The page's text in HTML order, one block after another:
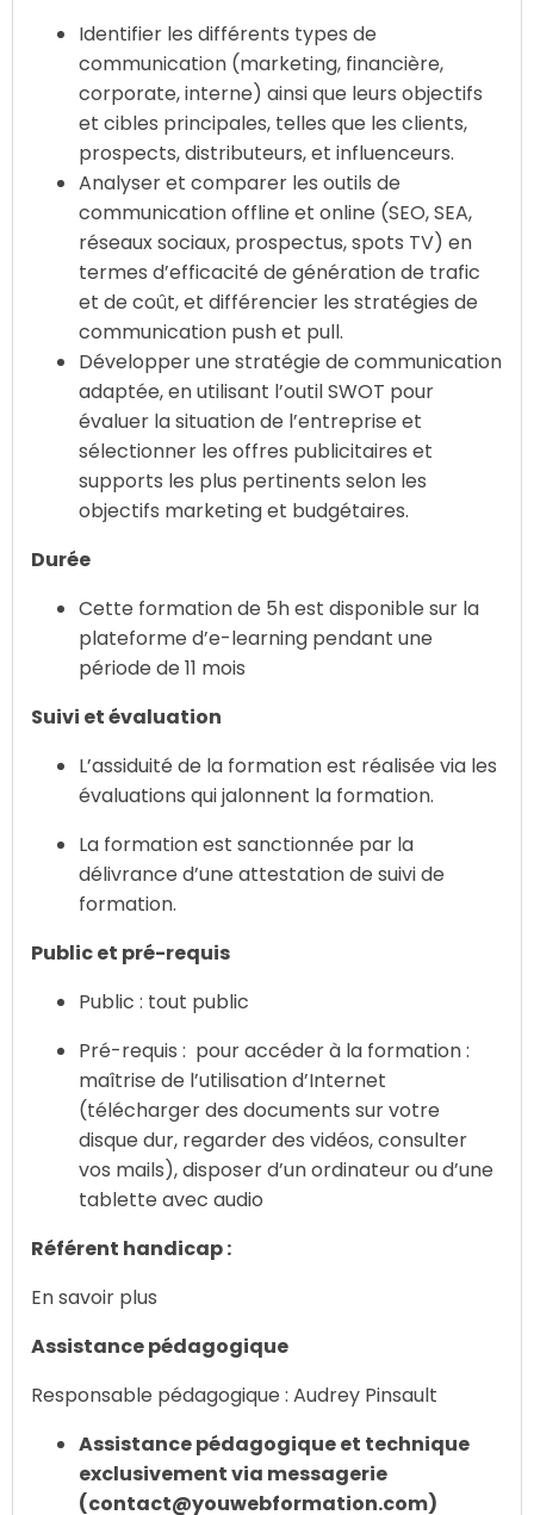
Identifier les différents types de
communication (marketing, financière,
corporate, interne) ainsi que leurs objectifs
et cibles principales, telles que les clients,
prospects, distributeurs, et influenceurs.
Analyser et comparer les outils de
communication offline et online (SEO, SEA,
réseaux sociaux, prospectus, spots TV) en
termes d’efficacité de génération de trafic
et de coût, et différencier les stratégies de
communication push et pull.
Développer une stratégie de communication
adaptée, en utilisant l’outil SWOT pour
évaluer la situation de l’entreprise et
sélectionner les offres publicitaires et
supports les plus pertinents selon les
objectifs marketing et budgétaires.
Durée
Cette formation de 5h est disponible sur la
plateforme d’e-learning pendant une
période de 11 mois
Suivi et évaluation
L’assiduité de la formation est réalisée via les
évaluations qui jalonnent la formation.
La formation est sanctionnée par la
délivrance d’une attestation de suivi de
formation.
Public et pré-requis
Public : tout public
Pré-requis : pour accéder à la formation :
maîtrise de l’utilisation d’Internet
(télécharger des documents sur votre
disque dur, regarder des vidéos, consulter
vos mails), disposer d’un ordinateur ou d’une
tablette avec audio
Référent handicap :
En savoir plus
Assistance pédagogique
Responsable pédagogique : Audrey Pinsault
Assistance pédagogique et technique
exclusivement via messagerie
(contact@youwebformation.com)